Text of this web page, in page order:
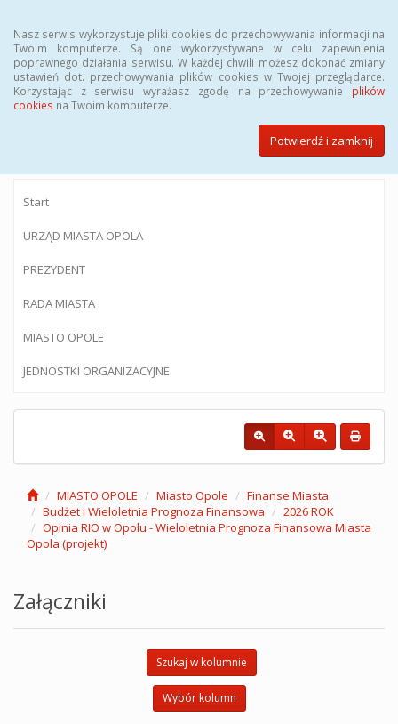
Nasz serwis wykorzystuje pliki cookies do przechowywania informacji na
Twoim komputerze. Są one wykorzystywane w celu zapewnienia
poprawnego działania serwisu. W każdej chwili możesz dokonać zmiany
ustawień dot. przechowywania plików cookies w Twojej przeglądarce.
Korzystając z serwisu wyrażasz zgodę na przechowywanie plików
cookies na Twoim komputerze.
Potwierdź i zamknij
BIULETYN INFORMACJI PUBLICZNEJ
Urzędu Miasta Opola
Start
URZĄD MIASTA OPOLA
PREZYDENT
RADA MIASTA
MIASTO OPOLE
JEDNOSTKI ORGANIZACYJNE
MIASTO OPOLE Miasto Opole
Finanse Miasta
Budżet i Wieloletnia Prognoza Finansowa
2026 ROK
Opinia RIO w Opolu - Wieloletnia Prognoza Finansowa Miasta
Opola (projekt)
Załączniki
Szukaj w kolumnie
Wybór kolumn